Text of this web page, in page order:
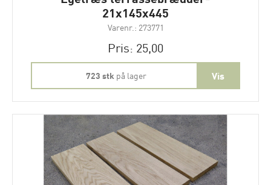
21x145x445
Varenr.: 273771
Pris: 25,00
723 stk på lager